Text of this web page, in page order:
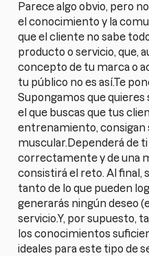
Parece algo obvio, pero
el conocimiento y la
que el cliente no sabe
producto o servicio, que,
concepto de tu marca o
tu público no es así.Te
Supongamos que quieres
el que buscas que tus
entrenamiento, consigan
muscular.Dependerá de
correctamente y de una
consistirá el reto. Al final,
tanto de lo que pueden
generarás ningún deseo
servicio.Y, por supuesto,
los conocimientos
ideales para este tipo de